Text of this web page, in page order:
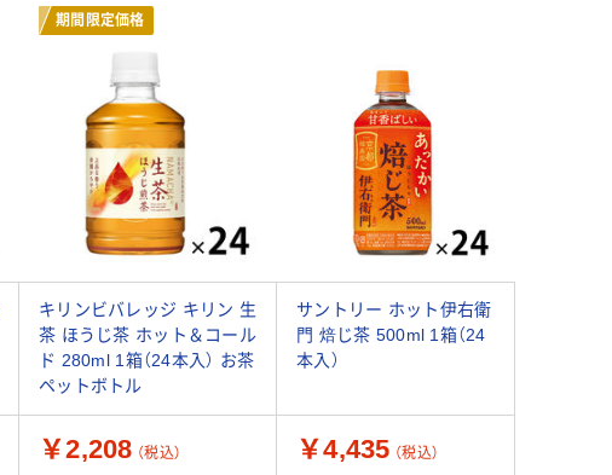
期間限定価格
キリンビバレッジ キリン 生
茶 ほうじ茶 ホット＆コール
ド 280ml 1箱（24本入） お茶
ペットボトル
サントリー ホット伊右衛
門 焙じ茶 500ml 1箱（24
本入）
￥2,208 （税込） ￥4,435 （税込）